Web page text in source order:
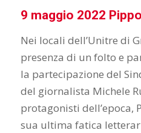
9 maggio 2022
Nei locali dell’Unitre di
presenza di un folto e
la partecipazione del
del giornalista Michele
protagonisti dell’epoca,
sua ultima fatica